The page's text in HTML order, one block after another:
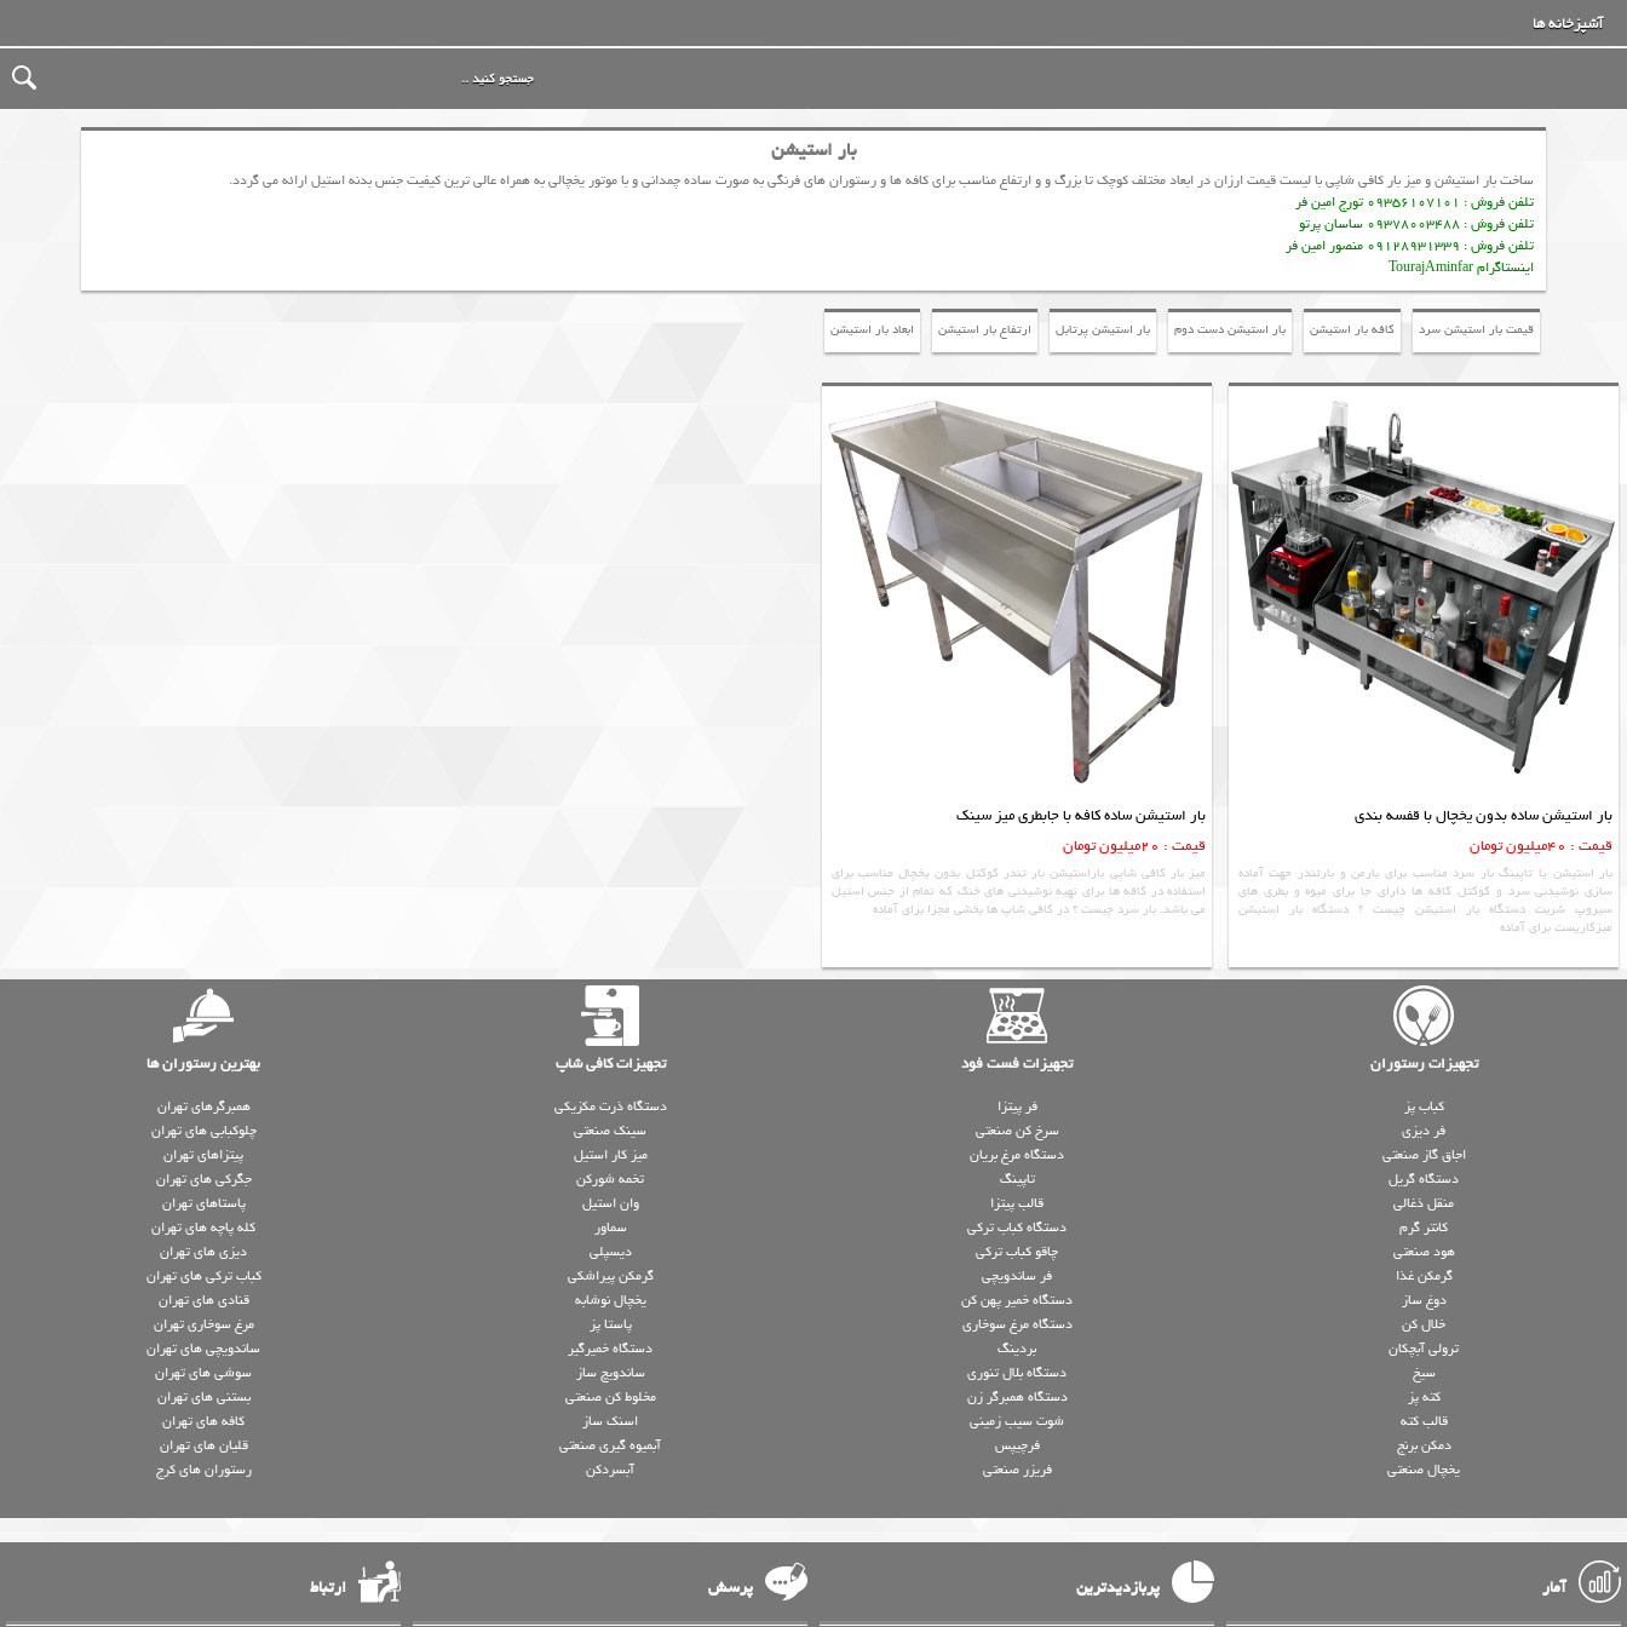
آشپزخانه ها
بار استیشن
ساخت بار استیشن و میز بار کافی شاپی با لیست قیمت ارزان در ابعاد مختلف کوچک تا بزرگ و و ارتفاع مناسب برای کافه ها و رستوران های فرنگی به صورت ساده چمدانی و با موتور یخچالی به همراه عالی ترین کیفیت جنس بدنه استیل ارائه می گردد.
تلفن فروش : 09356107101 تورج امین فر
تلفن فروش : 09378003488 ساسان پرتو
تلفن فروش : 09128931339 منصور امین فر
اینستاگرام TourajAminfar
قیمت بار استیشن سرد کافه بار استیشن بار استیشن دست دوم بار استیشن پرتابل ارتفاع بار استیشن ابعاد بار استیشن
بار استیشن ساده بدون یخچال با قفسه بندی
قیمت : 40میلیون تومان
بار استیشن یا تاپینگ بار سرد مناسب برای بارمن و بارتندر جهت آماده
سازی نوشیدنی سرد و کوکتل کافه ها دارای جا برای میوه و بطری های
سیروپ شربت دستگاه بار استیشن چیست ؟ دستگاه بار استیشن
میزکاریست برای آماده
بار استیشن ساده کافه با جابطری میز سینک
قیمت : 20میلیون تومان
میز بار کافی شاپی باراستیشن بار تندر کوکتل بدون یخچال مناسب برای
استفاده در کافه ها برای تهیه نوشیدنی های خنک که تمام از جنس استیل
می باشد. بار سرد چیست ؟ در کافی شاپ ها بخشی مجزا برای آماده
تجهیزات رستوران تجهیزات فست فود تجهیزات کافی شاپ بهترین رستوران ها
کباب پز
فر دیزی
اجاق گاز صنعتی
دستگاه گریل
منقل ذغالی
کانتر گرم
هود صنعتی
گرمکن غذا
دوغ ساز
خلال کن
ترولی آبچکان
سیخ
کته پز
قالب کته
دمکن برنج
یخچال صنعتی
فر پیتزا
سرخ کن صنعتی
دستگاه مرغ بریان
تاپینگ
قالب پیتزا
دستگاه کباب ترکی
چاقو کباب ترکی
فر ساندویچی
دستگاه خمیر پهن کن
دستگاه مرغ سوخاری
بردینگ
دستگاه بلال تنوری
دستگاه همبرگر زن
شوت سیب زمینی
فرچیپس
فریزر صنعتی
دستگاه ذرت مکزیکی
سینک صنعتی
میز کار استیل
تخمه شورکن
وان استیل
سماور
دیسپلی
گرمکن پیراشکی
یخچال نوشابه
پاستا پز
دستگاه خمیرگیر
ساندویچ ساز
مخلوط کن صنعتی
اسنک ساز
آبمیوه گیری صنعتی
آبسردکن
همبرگرهای تهران
چلوکبابی های تهران
پیتزاهای تهران
جگرکی های تهران
پاستاهای تهران
کله پاچه های تهران
دیزی های تهران
کباب ترکی های تهران
قنادی های تهران
مرغ سوخاری تهران
ساندویچی های تهران
سوشی های تهران
بستنی های تهران
کافه های تهران
قلیان های تهران
رستوران های کرج
آمار پربازدیدترین پرسش ارتباط